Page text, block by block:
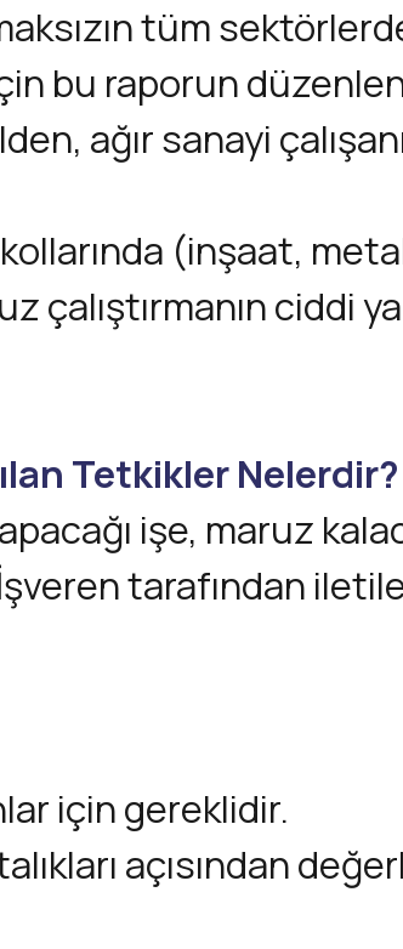
tüm
bu raporun
ağır sanayi
(inşaat,
çalıştırmanın ciddi
Tetkikler Nelerdir?
işe, maruz
tarafından
için gereklidir.
açısından